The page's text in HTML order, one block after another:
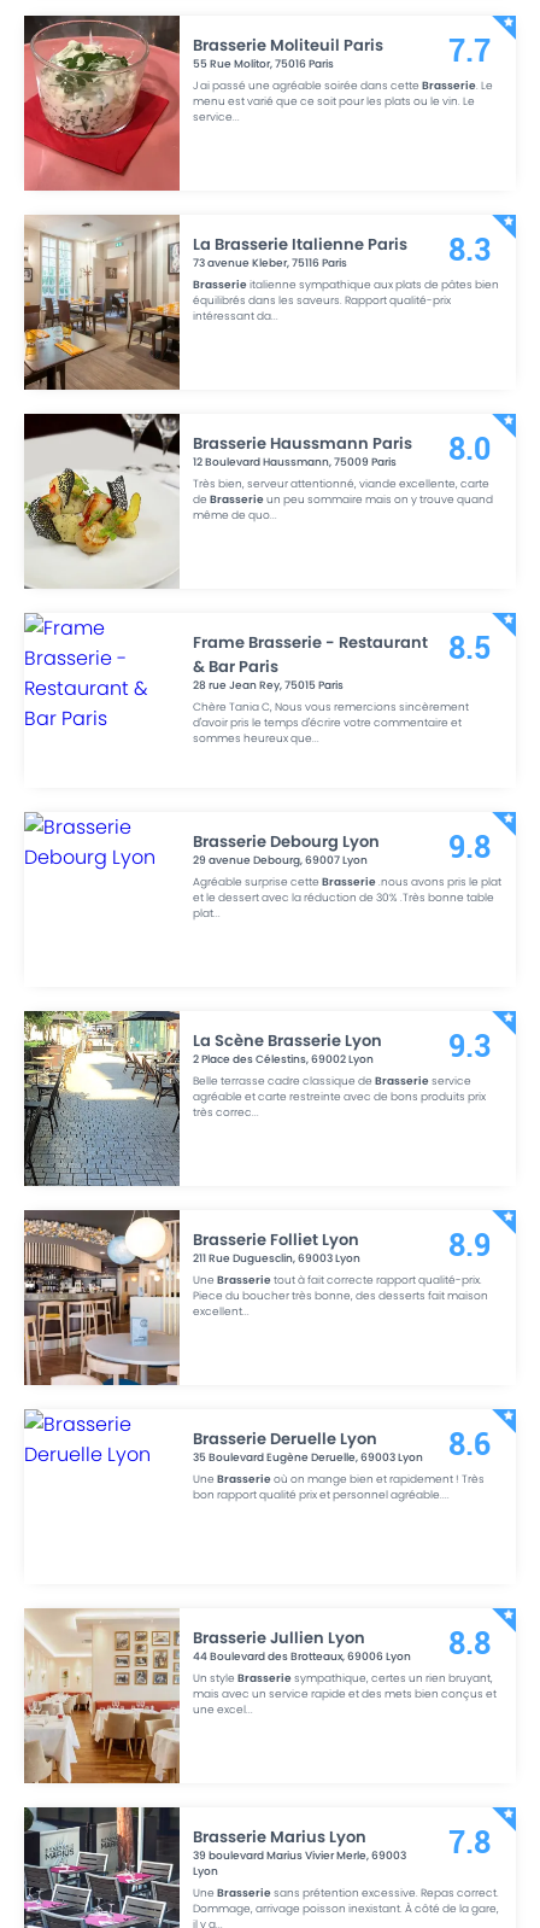
Brasserie Moliteuil Paris
55 Rue Molitor,75016Paris
J ai passé une agréable soirée dans cetteBrasserie. Le
menu est varié que ce soit pour les plats ou le vin. Le
service...
7.7
La Brasserie Italienne Paris
73 avenue Kleber,75116Paris
Brasserieitalienne sympathique aux plats de pâtes bien
équilibrés dans les saveurs. Rapport qualité-prix
intéressant da...
8.3
Brasserie Haussmann Paris
12 Boulevard Haussmann,75009 Paris
Très bien, serveur attentionné, viande excellente, carte
deBrasserieun peu sommaire mais on y trouve quand
même de quo...
8.0
Frame Brasserie - Restaurant
& Bar Paris
28 rue Jean Rey,75015Paris
Chère Tania C, Nous vous remercions sincèrement
d'avoir pris le temps d'écrire votre commentaire et
sommes heureux que...
8.5
Brasserie Debourg Lyon
29 avenue Debourg,69007Lyon
Agréable surprise cetteBrasserie.nous avons pris le plat
et le dessert avec la réduction de 30% .Très bonne table
plat...
9.8
La Scène Brasserie Lyon
2 Place des Célestins,69002Lyon
Belle terrasse cadre classique deBrasserieservice
agréable et carte restreinte avec de bons produits prix
très correc...
9.3
Brasserie Folliet Lyon
211 Rue Duguesclin,69003Lyon
UneBrasserietout à fait correcte rapport qualité-prix.
Piece du boucher très bonne, des desserts fait maison
excellent...
8.9
Brasserie Deruelle Lyon
35 Boulevard Eugène Deruelle,69003Lyon
UneBrasserieoù on mange bien et rapidement ! Très
bon rapport qualité prix et personnel agréable....
8.6
Brasserie Jullien Lyon
44 Boulevard des Brotteaux,69006Lyon
Un styleBrasseriesympathique, certes un rien bruyant,
mais avec un service rapide et des mets bien conçus et
une excel...
8.8
Brasserie Marius Lyon
39 boulevard Marius Vivier Merle,69003
Lyon
UneBrasseriesans prétention excessive. Repas correct.
Dommage, arrivage poisson inexistant. À côté de la gare,
il y a...
7.8